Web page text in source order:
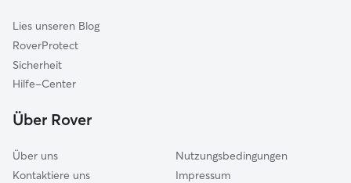
Lies unseren Blog
RoverProtect
Sicherheit
Hilfe-Center
Über Rover
Über uns
Kontaktiere uns
Nutzungsbedingungen
Impressum